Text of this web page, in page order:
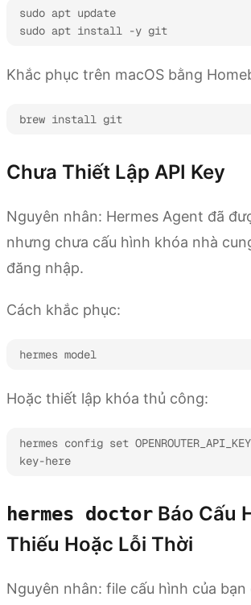
sudo apt update
sudo apt install -y git
Khắc phục trên macOS bằng
brew install git
Chưa Thiết Lập API Key
Nguyên nhân: Hermes Agent đã
nhưng chưa cấu hình khóa nhà
đăng nhập.
Cách khắc phục:
hermes model
Hoặc thiết lập khóa thủ công:
hermes config set
key-here
hermes doctor Báo Cấu
Thiếu Hoặc Lỗi Thời
Nguyên nhân: file cấu hình của